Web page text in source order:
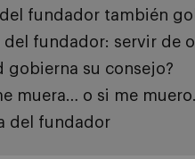
fundador también
del fundador: servir de
gobierna su consejo?
muera… o si me
del fundador